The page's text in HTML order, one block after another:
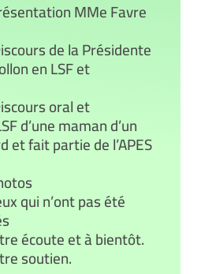
MMe Favre
de la Présidente
en LSF et
oral et
d’une maman d’un
et fait partie de l’APES
qui n’ont pas été
écoute et à bientôt.
soutien.